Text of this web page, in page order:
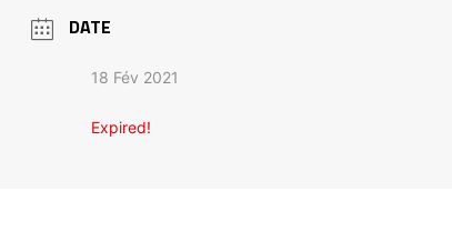
DATE
18 Fév 2021
Expired!